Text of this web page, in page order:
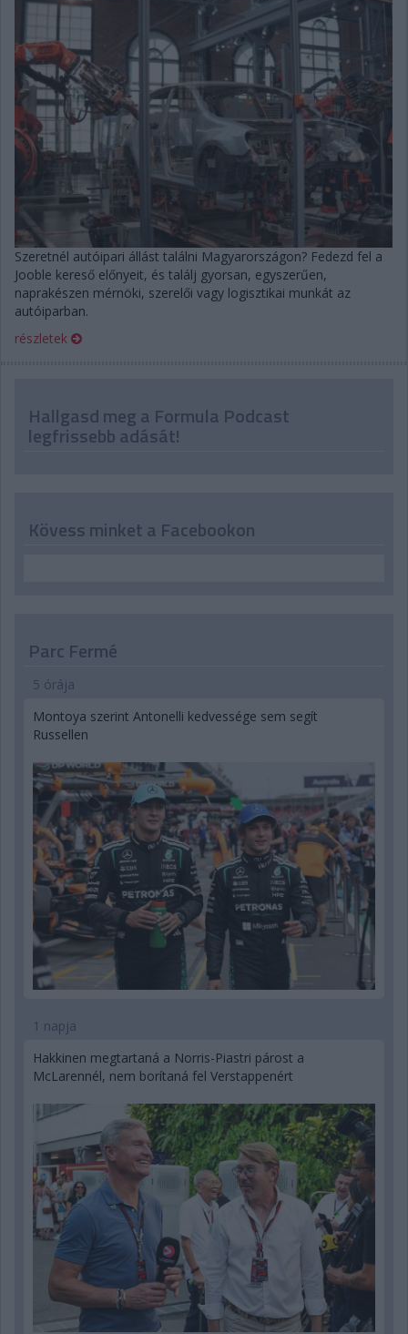
Szeretnél autóipari állást találni Magyarországon? Fedezd fel a
Jooble kereső előnyeit, és találj gyorsan, egyszerűen,
naprakészen mérnöki, szerelői vagy logisztikai munkát az
autóiparban.
részletek
Hallgasd meg a Formula Podcast
legfrissebb adását!
Kövess minket a Facebookon
Parc Fermé
5 órája
Montoya szerint Antonelli kedvessége sem segít
Russellen
1 napja
Hakkinen megtartaná a Norris-Piastri párost a
McLarennél, nem borítaná fel Verstappenért